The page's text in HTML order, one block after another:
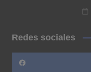
Redes sociales